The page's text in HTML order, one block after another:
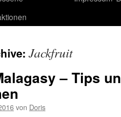
Jackfruit
– Tips
von Doris